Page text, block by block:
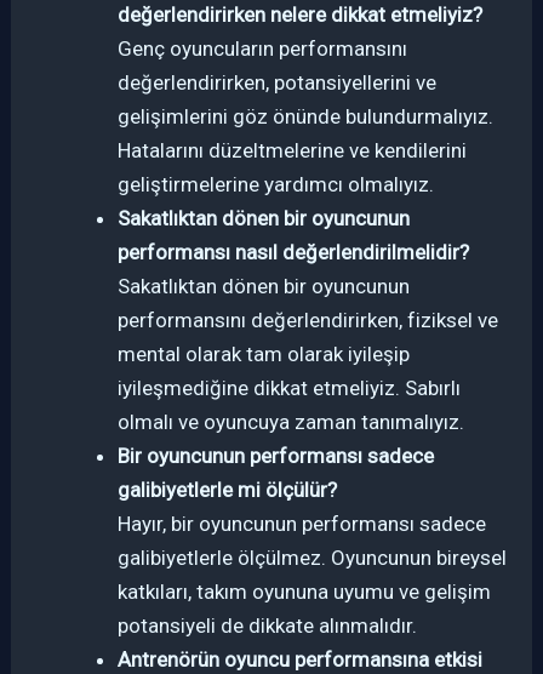
değerlendirirken nelere dikkat etmeliyiz?
Genç oyuncuların performansını
değerlendirirken, potansiyellerini ve
gelişimlerini göz önünde bulundurmalıyız.
Hatalarını düzeltmelerine ve kendilerini
geliştirmelerine yardımcı olmalıyız.
Sakatlıktan dönen bir oyuncunun
performansı nasıl değerlendirilmelidir?
Sakatlıktan dönen bir oyuncunun
performansını değerlendirirken, fiziksel ve
mental olarak tam olarak iyileşip
iyileşmediğine dikkat etmeliyiz. Sabırlı
olmalı ve oyuncuya zaman tanımalıyız.
Bir oyuncunun performansı sadece
galibiyetlerle mi ölçülür?
Hayır, bir oyuncunun performansı sadece
galibiyetlerle ölçülmez. Oyuncunun bireysel
katkıları, takım oyununa uyumu ve gelişim
potansiyeli de dikkate alınmalıdır.
Antrenörün oyuncu performansına etkisi